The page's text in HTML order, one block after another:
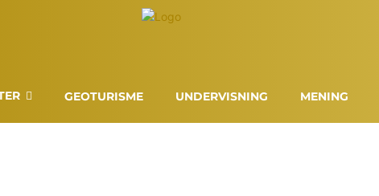
GEOTURISME UNDERVISNING MENING